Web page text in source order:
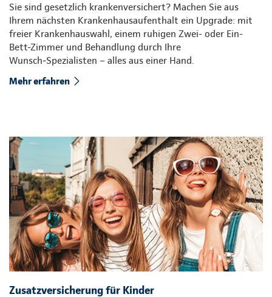
Sie sind gesetzlich krankenversichert? Machen Sie aus
Ihrem nächsten Krankenhausaufenthalt ein Upgrade: mit
freier Krankenhauswahl, einem ruhigen Zwei- oder Ein-
Bett-Zimmer und Behandlung durch Ihre
Wunsch‑Spezialisten – alles aus einer Hand.
Mehr erfahren
Zusatzversicherung für Kinder